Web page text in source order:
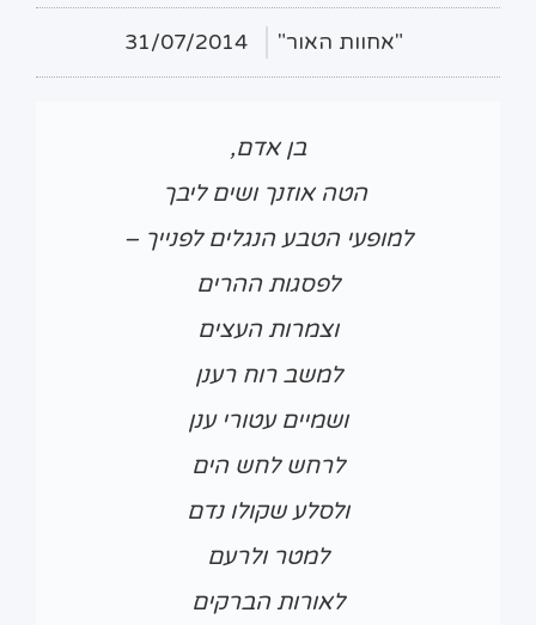
"אחוות האור" 31/07/2014
בן אדם,
הטה אוזנך ושים ליבך
למופעי הטבע הנגלים לפנייך –
לפסגות ההרים
וצמרות העצים
למשב רוח רענן
ושמיים עטורי ענן
לרחש לחש הים
ולסלע שקולו נדם
למטר ולרעם
לאורות הברקים